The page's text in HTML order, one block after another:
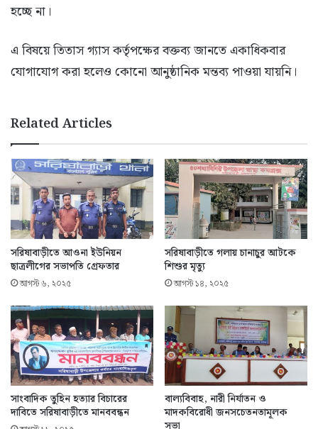
হচ্ছে না।
এ বিষয়ে তিতাস গ্যাস কর্তৃপক্ষের বক্তব্য জানতে একাধিকবার
যোগাযোগ করা হলেও কোনো আনুষ্ঠানিক মন্তব্য পাওয়া যায়নি।
Related Articles
সরিষাবাড়ীতে আওনা ইউনিয়ন
ছাত্রলীগের সভাপতি গ্রেফতার
আগস্ট ৬, ২০২৫
সরিষাবাড়ীতে গলায় চানাচুর আটকে
শিশুর মৃত্যু
আগস্ট ১৪, ২০২৫
সাংবাদিক তুহিন হত্যার বিচারের
দাবিতে সরিষাবাড়ীতে মানববন্ধন
বাল্যবিবাহ, নারী নির্যাতন ও
মাদকবিরোধী জনসচেতনতামূলক